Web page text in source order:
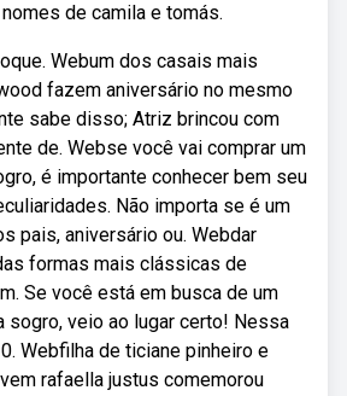
de camila e tomás.
Webum dos casais mais
fazem aniversário no mesmo
sabe disso; Atriz brincou com
de. Webse você vai comprar um
é importante conhecer bem seu
Não importa se é um
pais, aniversário ou. Webdar
formas mais clássicas de
Se você está em busca de um
sogro, veio ao lugar certo! Nessa
Webfilha de ticiane pinheiro e
rafaella justus comemorou